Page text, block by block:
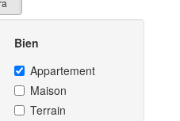
Bien
Appartement
Maison
Terrain